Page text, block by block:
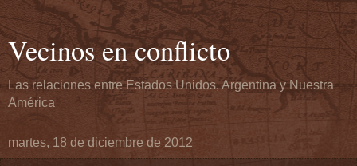
Vecinos en conflicto
Las relaciones entre Estados Unidos, Argentina y Nuestra
América
martes, 18 de diciembre de 2012